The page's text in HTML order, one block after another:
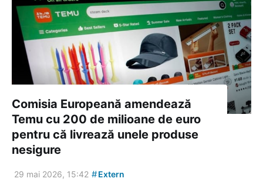
Comisia Europeană amendează
Temu cu 200 de milioane de euro
pentru că livrează unele produse
nesigure
29 mai 2026, 15:42 #Extern